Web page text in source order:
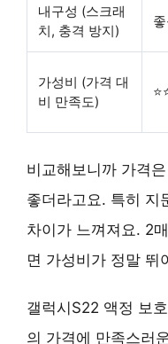
내구성 (스크래
치, 충격 방지)
가성비 (가격 대
비 만족도)
비교해보니까 가격
좋더라고요. 특히 지
차이가 느껴져요. 2
면 가성비가 정말 뛰
갤럭시S22 액정 보
의 가격에 만족스러